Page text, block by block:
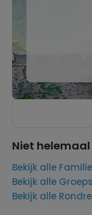
Niet
Bekijk alle
Bekijk alle
Bekijk alle